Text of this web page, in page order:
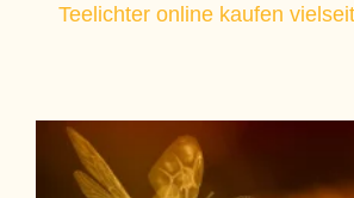
Teelichter online kaufen